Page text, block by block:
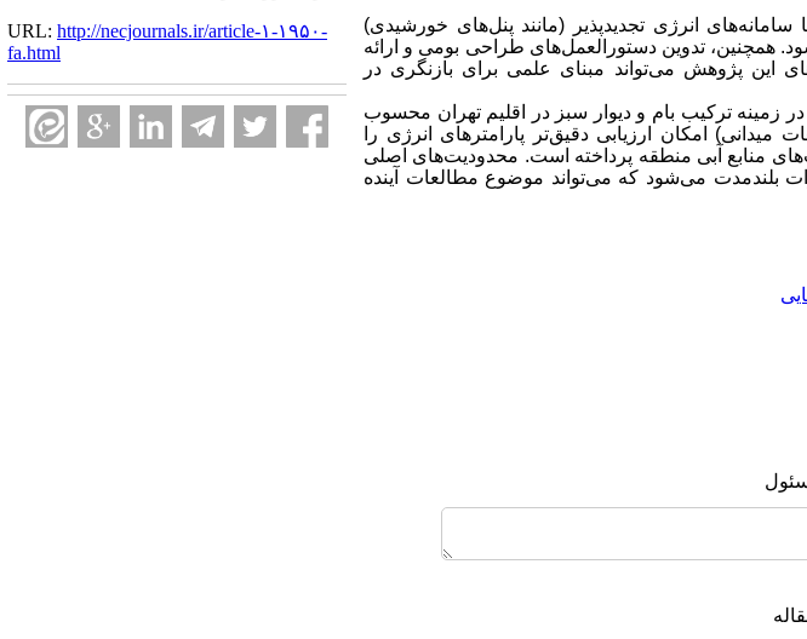
انرژی تجدیدپذیر (مانند پنل‌های خورشیدی)
همچنین، تدوین دستورالعمل‌های طراحی بومی و ارائه
این پژوهش می‌تواند مبنای علمی برای بازنگری در
زمینه ترکیب بام و دیوار سبز در اقلیم تهران محسوب
امکان ارزیابی دقیق‌تر پارامترهای انرژی را
منابع آبی منطقه پرداخته است. محدودیت‌های اصلی
می‌شود که می‌تواند موضوع مطالعات آینده
URL: http://necjournals.ir/article-۱-۱۹۵۰-
fa.html